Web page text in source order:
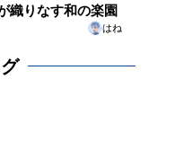
織りなす和の楽園
はね